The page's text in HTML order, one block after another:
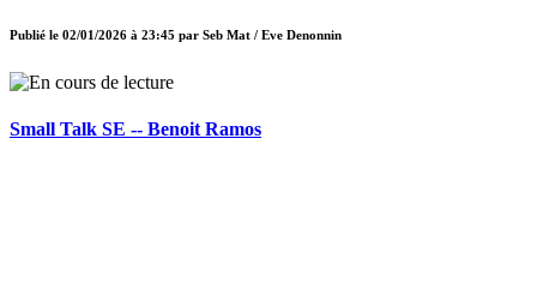
Publié le 02/01/2026 à 23:45 par Seb Mat / Eve Denonnin
Small Talk SE -- Benoit Ramos